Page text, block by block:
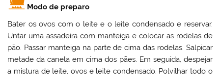
Modo de preparo
Bater os ovos com o leite e o leite condensado e reservar.
Untar uma assadeira com manteiga e colocar as rodelas de
pão. Passar manteiga na parte de cima das rodelas. Salpicar
metade da canela em cima dos pães. Em seguida, despejar
a mistura de leite, ovos e leite condensado. Polvilhar todo o